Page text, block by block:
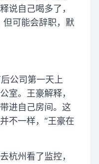
说自己喝多了，
但可能会辞职，默
公司第一天上
室。王豪解释，
进自己房间。这
不一样，“王豪在
杭州看了监控，